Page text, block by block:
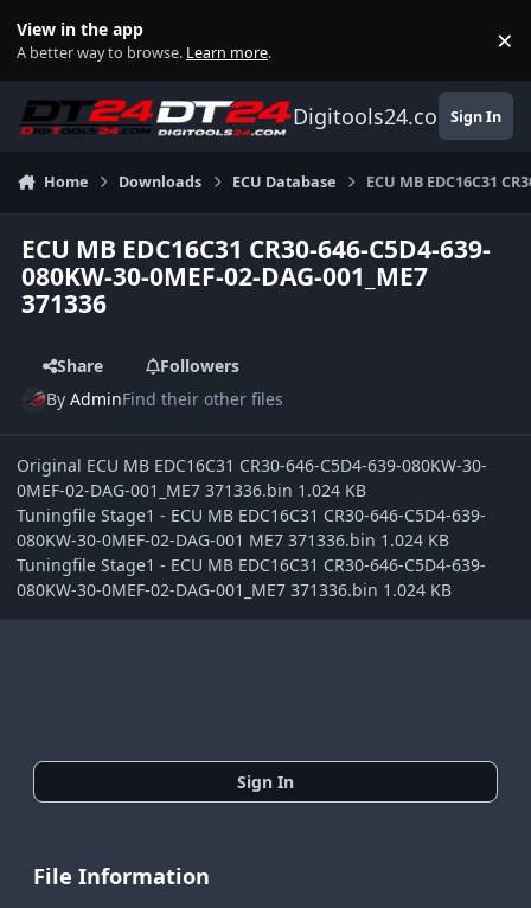
View in the app
A better way to browse. Learn more. ×
Digitools24.comSign In
Home Downloads ECU Database ECU MB EDC16C31
ECU MB EDC16C31 CR30-646-C5D4-639-
080KW-30-0MEF-02-DAG-001_ME7
371336
Share
Followers
ByAdminFind their other files
Original ECU MB EDC16C31 CR30-646-C5D4-639-080KW-30-
0MEF-02-DAG-001_ME7 371336.bin 1.024 KB
Tuningfile Stage1 - ECU MB EDC16C31 CR30-646-C5D4-639-
080KW-30-0MEF-02-DAG-001 ME7 371336.bin 1.024 KB
Tuningfile Stage1 - ECU MB EDC16C31 CR30-646-C5D4-639-
080KW-30-0MEF-02-DAG-001_ME7 371336.bin 1.024 KB
Sign In
File Information